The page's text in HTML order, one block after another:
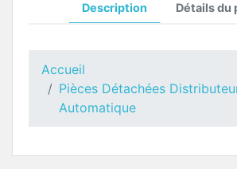
Description Détails du
Accueil
Pièces Détachées
Automatique